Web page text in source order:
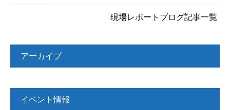
現場レポートブログ記事一覧
アーカイブ
イベント情報